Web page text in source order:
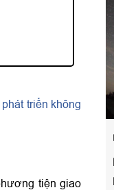
triển không
tiện giao